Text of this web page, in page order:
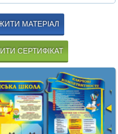
МАТЕРІАЛ
СЕРТИФІКАТ